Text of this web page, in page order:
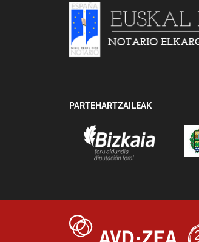
PARTEHARTZAILEAK